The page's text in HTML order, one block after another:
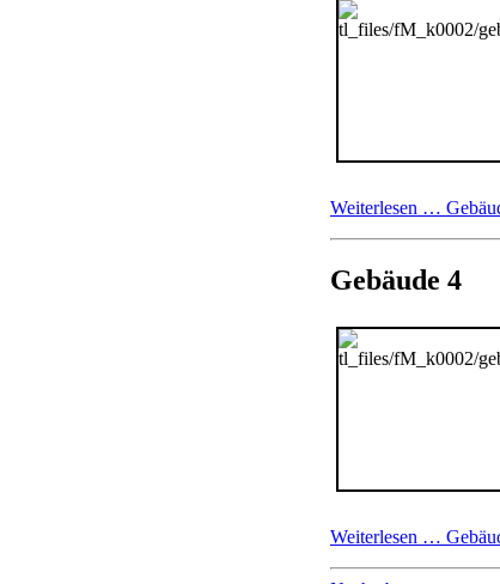
Weiterlesen …
Gebäude 4
Weiterlesen …